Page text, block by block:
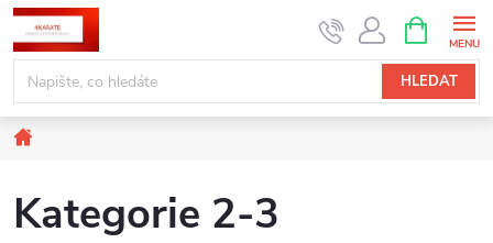
Přejít
na
obsah
HLEDAT
NÁKUPNÍ
KOŠÍK
Kategorie 2-3